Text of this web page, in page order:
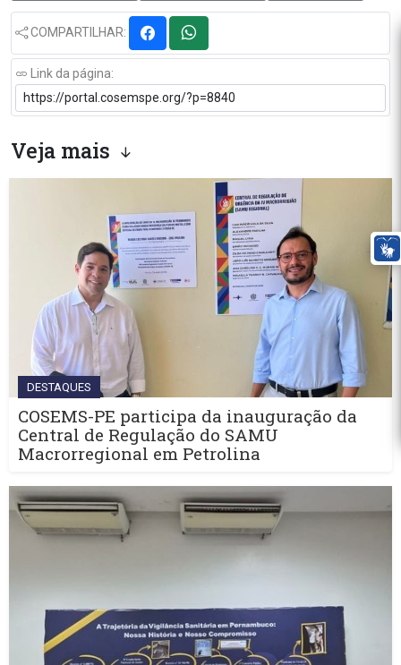
COMPARTILHAR:
Link da página:
Veja mais
DESTAQUES
COSEMS-PE participa da inauguração da
Central de Regulação do SAMU
Macrorregional em Petrolina